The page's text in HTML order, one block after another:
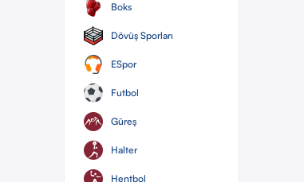
Boks
Dövüş Sporları
ESpor
Futbol
Güreş
Halter
Hentbol